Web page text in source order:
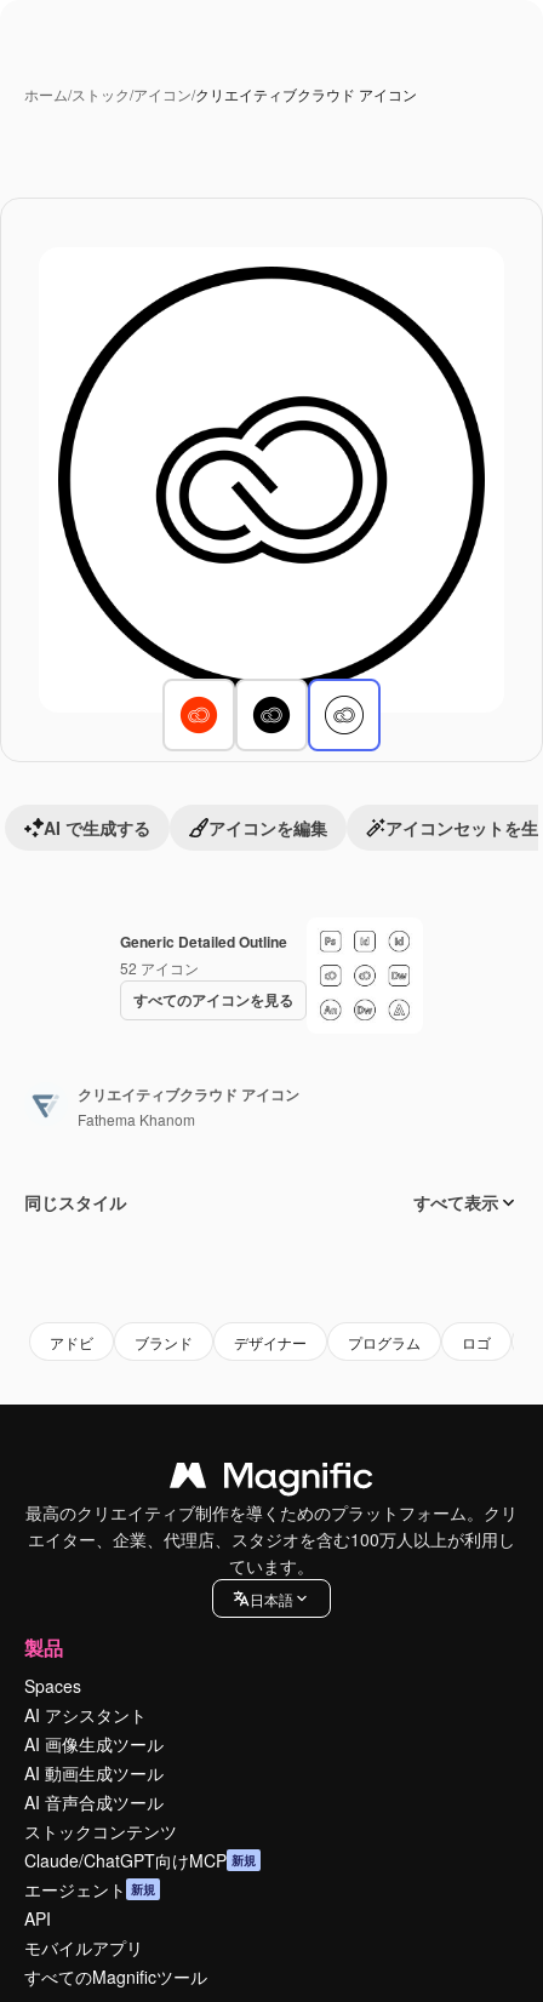
ホーム/ストック/アイコン/クリエイティブクラウド アイコン
Generic Detailed Outline
52 アイコン
すべてのアイコンを見る
AI で生成する アイコンを編集 アイコンセットを生
クリエイティブクラウド アイコン
Fathema Khanom
同じスタイル すべて表示
アドビ ブランド デザイナー プログラム ロゴ
最高のクリエイティブ制作を導くためのプラットフォーム。クリ
エイター、企業、代理店、スタジオを含む100万人以上が利用し
ています。
日本語
製品
Spaces
AI アシスタント
AI 画像生成ツール
AI 動画生成ツール
AI 音声合成ツール
ストックコンテンツ
Claude/ChatGPT向けMCP 新規
エージェント 新規
API
モバイルアプリ
すべてのMagnificツール